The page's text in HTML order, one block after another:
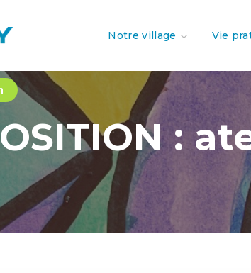
Notre village Vie
: